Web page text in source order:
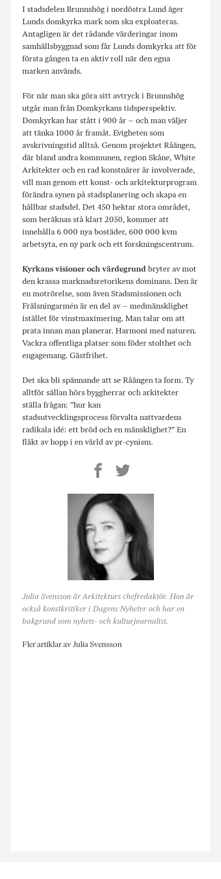
I stadsdelen Brunnshög i nordöstra Lund äger
Lunds domkyrka mark som ska exploateras.
Antagligen är det rådande värderingar inom
samhällsbyggnad som får Lunds domkyrka att för
första gången ta en aktiv roll när den egna
marken används.
För när man ska göra sitt avtryck i Brunnshög
utgår man från Domkyrkans tidsperspektiv.
Domkyrkan har stått i 900 år – och man väljer
att tänka 1000 år framåt. Evigheten som
avskrivningstid alltså. Genom projektet Råängen,
där bland andra kommunen, region Skåne, White
Arkitekter och en rad konstnärer är involverade,
vill man genom ett konst- och arkitekturprogram
förändra synen på stadsplanering och skapa en
hållbar stadsdel. Det 450 hektar stora området,
som beräknas stå klart 2050, kommer att
innehålla 6 000 nya bostäder, 600 000 kvm
arbetsyta, en ny park och ett forskningscentrum.
Kyrkans visioner och värdegrundbryter av mot
den krassa marknadsretorikens dominans. Den är
en motrörelse, som även Stadsmissionen och
Frälsningarmén är en del av – medmänsklighet
istället för vinstmaximering. Man talar om att
prata innan man planerar. Harmoni med naturen.
Vackra offentliga platser som föder stolthet och
engagemang. Gästfrihet.
Det ska bli spännande att se Råängen ta form. Ty
alltför sällan hörs byggherrar och arkitekter
ställa frågan: ”hur kan
stadsutvecklingsprocess förvalta nattvardens
radikala idé: ett bröd och en mänsklighet?” En
fläkt av hopp i en värld av pr-cynism.
Julia Svensson är Arkitekturs chefredaktör. Hon är
också konstkritiker i Dagens Nyheter och har en
bakgrund som nyhets- och kulturjournalist.
Fler artiklar av Julia Svensson